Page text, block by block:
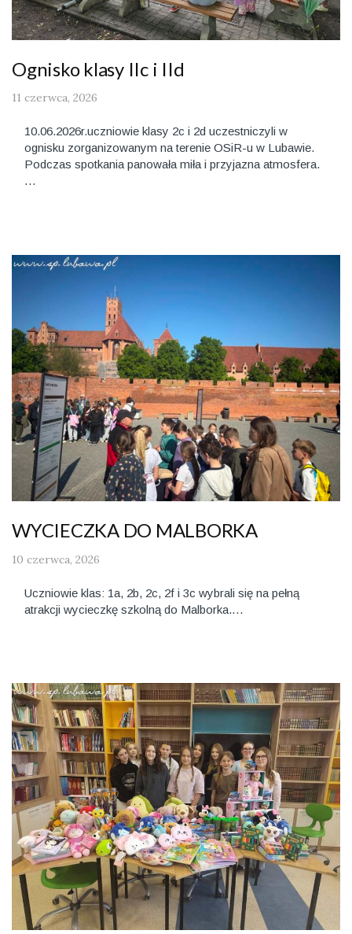
Ognisko klasy IIc i IId
11 czerwca, 2026
10.06.2026r.uczniowie klasy 2c i 2d uczestniczyli w
ognisku zorganizowanym na terenie OSiR-u w Lubawie.
Podczas spotkania panowała miła i przyjazna atmosfera.
…
WYCIECZKA DO MALBORKA
10 czerwca, 2026
Uczniowie klas: 1a, 2b, 2c, 2f i 3c wybrali się na pełną
atrakcji wycieczkę szkolną do Malborka.…